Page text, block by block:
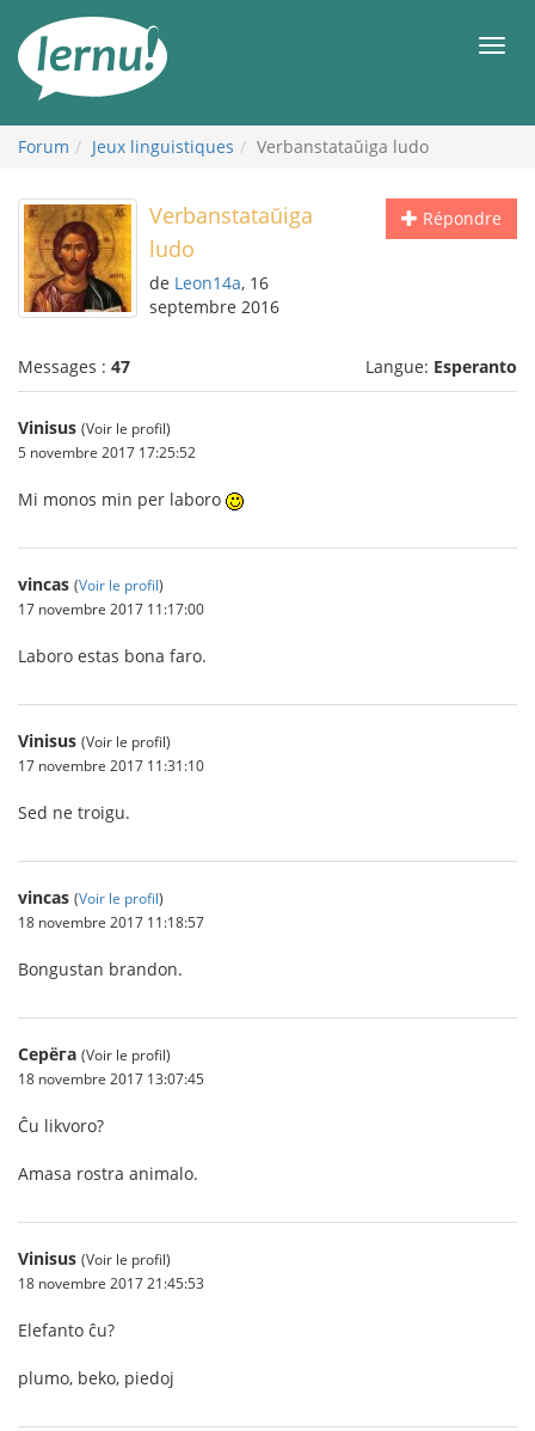
contenu
Forum Jeux linguistiques Verbanstataŭiga ludo
Répondre
Verbanstataŭiga
ludo
de Leon14a, 16
septembre 2016
Messages : 47 Langue: Esperanto
Vinisus (Voir le profil)
5 novembre 2017 17:25:52
Mi monos min per laboro
vincas (Voir le profil)
17 novembre 2017 11:17:00
Laboro estas bona faro.
Vinisus (Voir le profil)
17 novembre 2017 11:31:10
Sed ne troigu.
vincas (Voir le profil)
18 novembre 2017 11:18:57
Bongustan brandon.
Серёга (Voir le profil)
18 novembre 2017 13:07:45
Ĉu likvoro?
Amasa rostra animalo.
Vinisus (Voir le profil)
18 novembre 2017 21:45:53
Elefanto ĉu?
plumo, beko, piedoj